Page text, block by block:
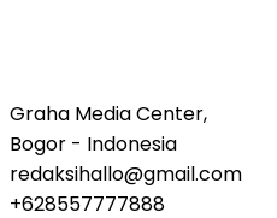
Graha Media Center,
Bogor - Indonesia
redaksihallo@gmail.com
+628557777888